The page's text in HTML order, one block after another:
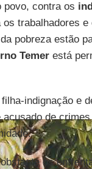
contra os
trabalhadores e
pobreza estão
Temerestá
indignação e
de crimes
os